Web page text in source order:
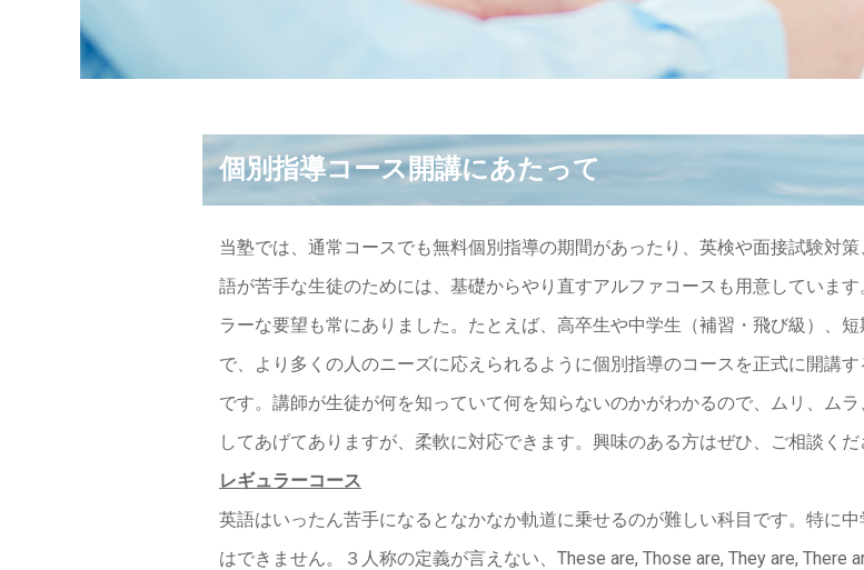
個別指導コース開講にあたって
当塾では、通常コースでも無料個別指導の期間があったり、英検や面接試験対
語が苦手な生徒のためには、基礎からやり直すアルファコースも用意していま
ラーな要望も常にありました。たとえば、高卒生や中学生（補習・飛び級）、
で、より多くの人のニーズに応えられるように個別指導のコースを正式に開講
です。講師が生徒が何を知っていて何を知らないのかがわかるので、ムリ、ム
してあげてありますが、柔軟に対応できます。興味のある方はぜひ、ご相談くだ
レギュラーコース
英語はいったん苦手になるとなかなか軌道に乗せるのが難しい科目です。特に
はできません。３人称の定義が言えない、These are, Those are, They are,